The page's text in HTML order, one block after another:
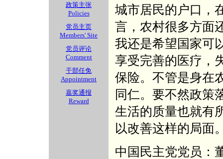
政策主张
Policies
党员主页
Members' Site
党员评论
Comment
干部任免
Appointment
嘉奖通报
Reward
城市居民的户口，
言，农村很多方面
我还是希望国家可
享受完善的医疗，
保险。不管是身在
同仁。要不然政策
生活的质量也就有
以改善这样的局面
中国民主党党员：